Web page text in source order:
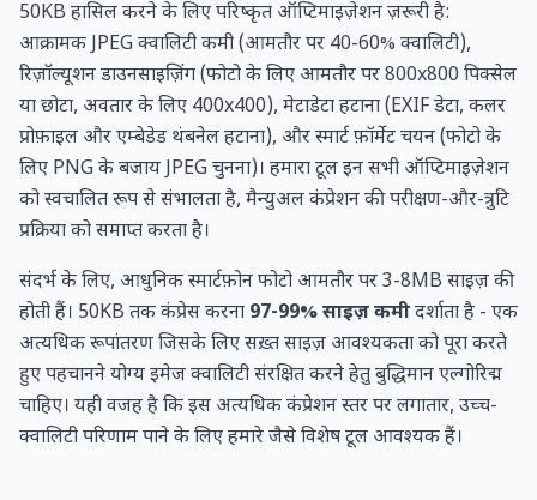
50KB हासिल करने के लिए परिष्कृत ऑप्टिमाइज़ेशन ज़रूरी है:
आक्रामक JPEG क्वालिटी कमी (आमतौर पर 40-60% क्वालिटी),
रिज़ॉल्यूशन डाउनसाइज़िंग (फोटो के लिए आमतौर पर 800x800 पिक्सेल
या छोटा, अवतार के लिए 400x400), मेटाडेटा हटाना (EXIF डेटा, कलर
प्रोफ़ाइल और एम्बेडेड थंबनेल हटाना), और स्मार्ट फ़ॉर्मेट चयन (फोटो के
लिए PNG के बजाय JPEG चुनना)। हमारा टूल इन सभी ऑप्टिमाइज़ेशन
को स्वचालित रूप से संभालता है, मैन्युअल कंप्रेशन की परीक्षण-और-त्रुटि
प्रक्रिया को समाप्त करता है।
संदर्भ के लिए, आधुनिक स्मार्टफ़ोन फोटो आमतौर पर 3-8MB साइज़ की
होती हैं। 50KB तक कंप्रेस करना 97-99% साइज़ कमीदर्शाता है - एक
अत्यधिक रूपांतरण जिसके लिए सख़्त साइज़ आवश्यकता को पूरा करते
हुए पहचानने योग्य इमेज क्वालिटी संरक्षित करने हेतु बुद्धिमान एल्गोरिद्म
चाहिए। यही वजह है कि इस अत्यधिक कंप्रेशन स्तर पर लगातार, उच्च-
क्वालिटी परिणाम पाने के लिए हमारे जैसे विशेष टूल आवश्यक हैं।